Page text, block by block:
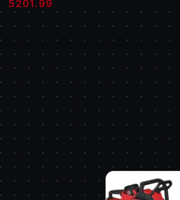
5201.99